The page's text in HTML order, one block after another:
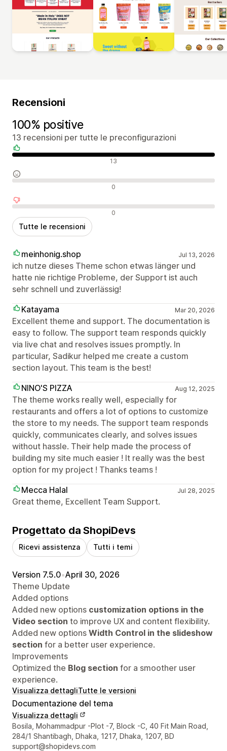
Recensioni
100% positive
13 recensioni per tutte le preconfigurazioni
Recensioni positive 13
Recensioni neutrali 0
Recensioni negative 0
Tutte le recensioni
meinhonig.shop Jul 13, 2026
ich nutze dieses Theme schon etwas länger und
hatte nie richtige Probleme, der Support ist auch
sehr schnell und zuverlässig!
Katayama
Mar 20, 2026
Excellent theme and support. The documentation is
easy to follow. The support team responds quickly
via live chat and resolves issues promptly. In
particular, Sadikur helped me create a custom
section layout. This team is the best!
NINO'S PIZZA
Aug 12, 2025
The theme works really well, especially for
restaurants and offers a lot of options to customize
the store to my needs. The support team responds
quickly, communicates clearly, and solves issues
without hassle. Their help made the process of
building my site much easier ! It really was the best
option for my project ! Thanks teams !
Mecca Halal
Jul 28, 2025
Great theme, Excellent Team Support.
Progettato da ShopiDevs
Ricevi assistenza Tutti i temi
Version 7.5.0•April 30, 2026
Theme Update
Added options
Added new options customization options in the
Video section to improve UX and content flexibility.
Added new options Width Control in the slideshow
section for a better user experience.
Improvements
Optimized the Blog section for a smoother user
experience.
Visualizza dettagliTutte le versioni
Documentazione del tema
Visualizza dettagli
Recapiti del designer
Bosila, Mohammadpur -Plot -7, Block -C, 40 Fit Main Road,
284/1 Shantibagh, Dhaka, 1217, Dhaka, 1207, BD
support@shopidevs.com